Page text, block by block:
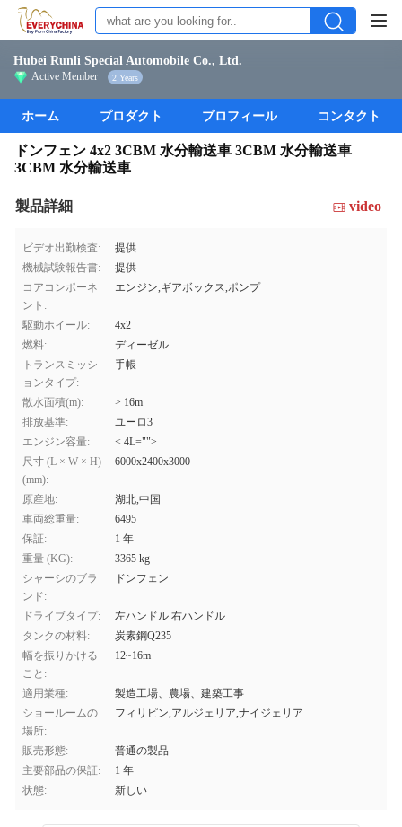
Hubei Runli Special Automobile Co., Ltd.
Active Member 2 Years
ホーム プロダクト プロフィール コンタクト
ドンフェン 4x2 3CBM 水分輸送車 3CBM 水分輸送車
3CBM 水分輸送車
製品詳細 video
ビデオ出勤検査:
提供
機械試験報告書:
提供
コアコンポーネ
ント:
エンジン,ギアボックス,ポンプ
駆動ホイール:
4x2
燃料:
ディーゼル
トランスミッシ
ョンタイプ:
手帳
散水面積(m):
> 16m
排放基準:
ユーロ3
エンジン容量:
< 4L="">
尺寸 (L × W × H)
(mm):
6000x2400x3000
原産地:
湖北,中国
車両総重量:
6495
保証:
1 年
重量 (KG):
3365 kg
シャーシのブラ
ンド:
ドンフェン
ドライブタイプ:
左ハンドル 右ハンドル
タンクの材料:
炭素鋼Q235
幅を振りかける
こと:
12~16m
適用業種:
製造工場、農場、建築工事
ショールームの
場所:
フィリピン,アルジェリア,ナイジェリア
販売形態:
普通の製品
主要部品の保証:
1 年
状態:
新しい